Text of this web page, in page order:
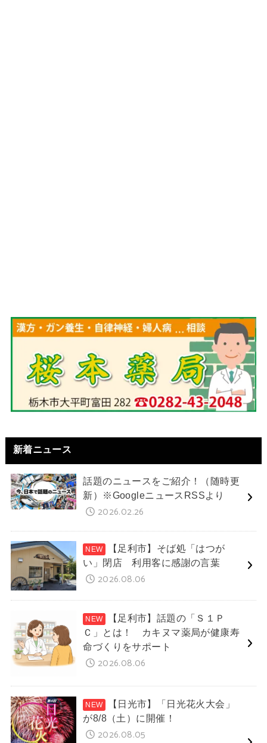
新着ニュース
話題のニュースをご紹介！（随時更
新）※GoogleニュースRSSより
2026.02.26
【足利市】そば処「はつが
い」閉店 利用客に感謝の言葉
2026.08.06
【足利市】話題の「Ｓ１Ｐ
Ｃ」とは！ カキヌマ薬局が健康寿
命づくりをサポート
2026.08.06
【日光市】「日光花火大会」
が8/8（土）に開催！
2026.08.05